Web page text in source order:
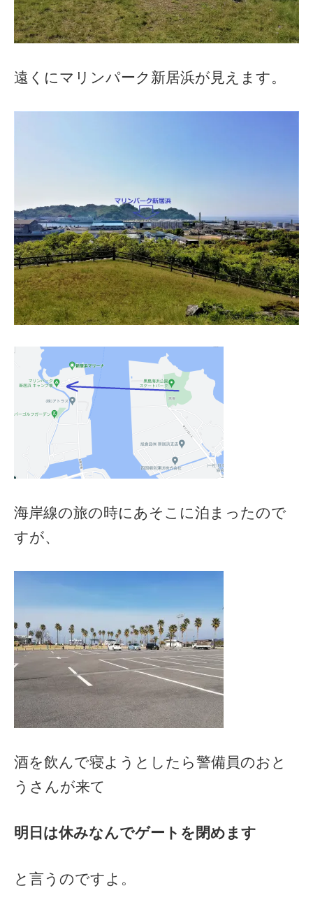
遠くにマリンパーク新居浜が見えます。
海岸線の旅の時にあそこに泊まったので
すが、
酒を飲んで寝ようとしたら警備員のおと
うさんが来て
明日は休みなんでゲートを閉めます
と言うのですよ。